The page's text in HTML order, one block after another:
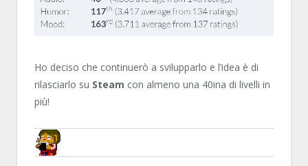
Ho deciso che continuerò a svilupparlo e l’idea è di
rilasciarlo su Steam con almeno una 40ina di livelli in
più!
NN81